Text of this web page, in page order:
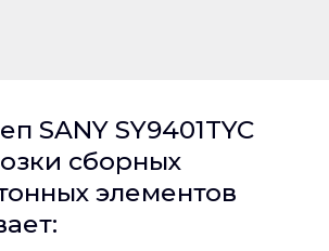
SANY SY9401TYC
сборных
элементов